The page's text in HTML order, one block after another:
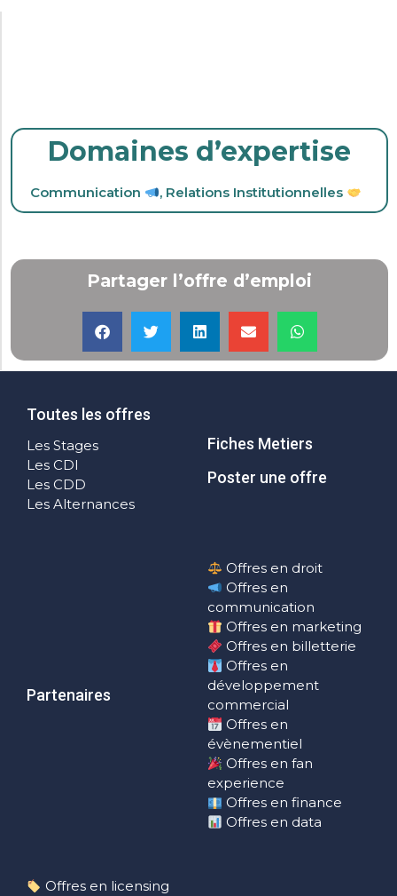
Domaines d’expertise
Communication , Relations Institutionnelles
Partager l’offre d’emploi
Toutes les offres
Les Stages
Les CDI
Les CDD
Les Alternances
Fiches Metiers
Poster une offre
Partenaires
Offres en droit
Offres en
communication
Offres en marketing
Offres en billetterie
Offres en
développement
commercial
Offres en
évènementiel
Offres en fan
experience
Offres en finance
Offres en data
Offres en licensing